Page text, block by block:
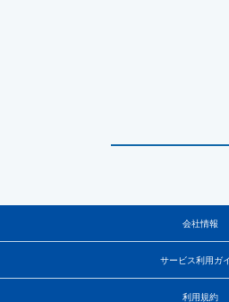
会社情報
サービス利用ガ
利用規約